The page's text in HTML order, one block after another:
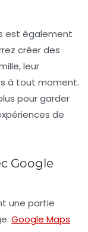
est également
créer des
leur
à tout moment.
pour garder
de
Google
une partie
Google Maps